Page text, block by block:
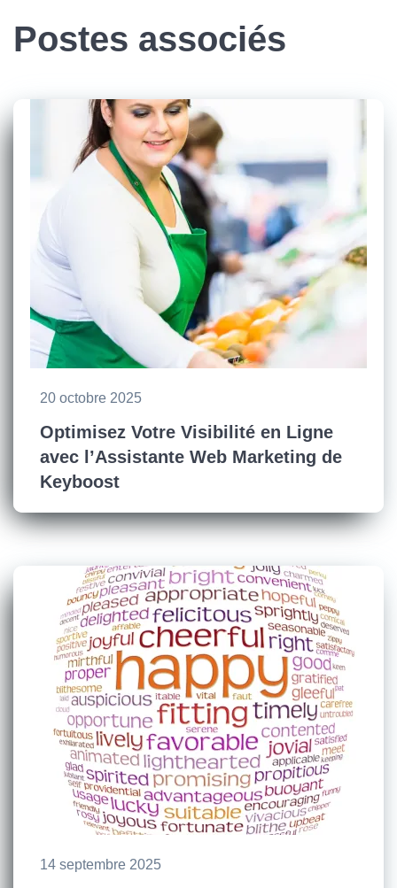
Postes associés
20 octobre 2025
Optimisez Votre Visibilité en Ligne
avec l’Assistante Web Marketing de
Keyboost
14 septembre 2025